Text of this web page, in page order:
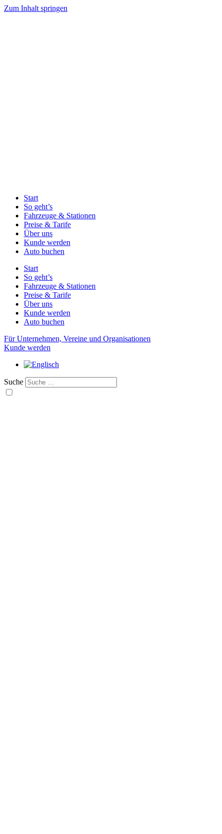
Zum Inhalt springen
Start
So geht’s
Fahrzeuge & Stationen
Preise & Tarife
Über uns
Kunde werden
Auto buchen
Start
So geht’s
Fahrzeuge & Stationen
Preise & Tarife
Über uns
Kunde werden
Auto buchen
Für Unternehmen, Vereine und Organisationen
Kunde werden
Suche